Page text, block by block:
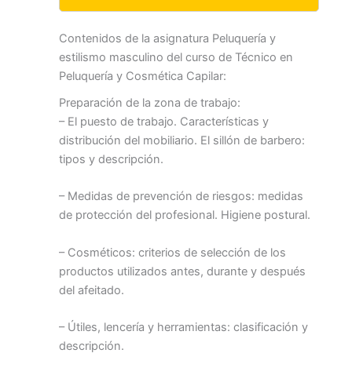
Contenidos de la asignatura Peluquería y
estilismo masculino del curso de Técnico en
Peluquería y Cosmética Capilar:
Preparación de la zona de trabajo:
– El puesto de trabajo. Características y
distribución del mobiliario. El sillón de barbero:
tipos y descripción.
– Medidas de prevención de riesgos: medidas
de protección del profesional. Higiene postural.
– Cosméticos: criterios de selección de los
productos utilizados antes, durante y después
del afeitado.
– Útiles, lencería y herramientas: clasificación y
descripción.